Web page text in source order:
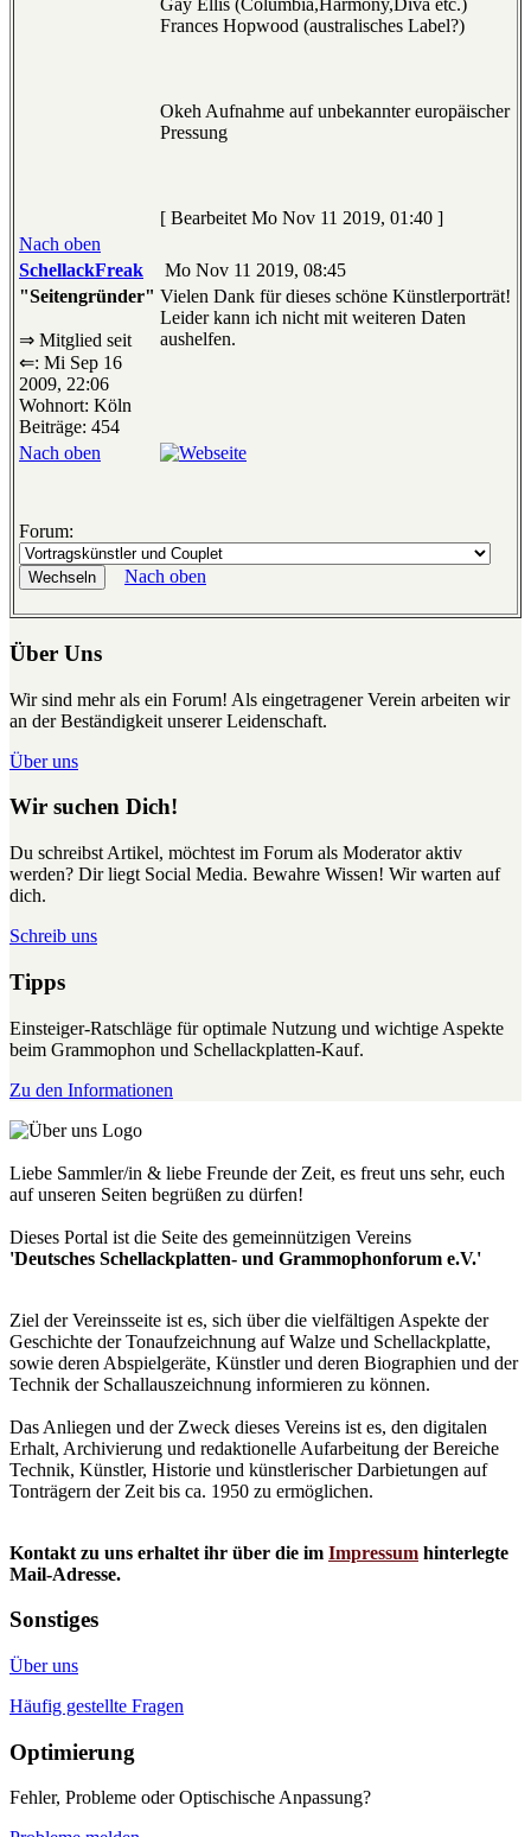
Gay Ellis (Columbia,Harmony,Diva etc.)
Frances Hopwood (australisches Label?)
Okeh Aufnahme auf unbekannter europäischer
Pressung
[ Bearbeitet Mo Nov 11 2019, 01:40 ]
Nach oben
SchellackFreak
Mo Nov 11 2019, 08:45
"Seitengründer"
⇒ Mitglied seit
⇐: Mi Sep 16
2009, 22:06
Wohnort: Köln
Beiträge: 454
Vielen Dank für dieses schöne Künstlerporträt!
Leider kann ich nicht mit weiteren Daten
aushelfen.
Nach oben
Forum:
Nach oben
Über Uns
Wir sind mehr als ein Forum! Als eingetragener Verein arbeiten wir
an der Beständigkeit unserer Leidenschaft.
Über uns
Wir suchen Dich!
Du schreibst Artikel, möchtest im Forum als Moderator aktiv
werden? Dir liegt Social Media. Bewahre Wissen! Wir warten auf
dich.
Schreib uns
Tipps
Einsteiger-Ratschläge für optimale Nutzung und wichtige Aspekte
beim Grammophon und Schellackplatten-Kauf.
Zu den Informationen
Liebe Sammler/in & liebe Freunde der Zeit, es freut uns sehr, euch
auf unseren Seiten begrüßen zu dürfen!
Dieses Portal ist die Seite des gemeinnützigen Vereins
'Deutsches Schellackplatten- und Grammophonforum e.V.'
Ziel der Vereinsseite ist es, sich über die vielfältigen Aspekte der
Geschichte der Tonaufzeichnung auf Walze und Schellackplatte,
sowie deren Abspielgeräte, Künstler und deren Biographien und der
Technik der Schallauszeichnung informieren zu können.
Das Anliegen und der Zweck dieses Vereins ist es, den digitalen
Erhalt, Archivierung und redaktionelle Aufarbeitung der Bereiche
Technik, Künstler, Historie und künstlerischer Darbietungen auf
Tonträgern der Zeit bis ca. 1950 zu ermöglichen.
Kontakt zu uns erhaltet ihr über die im Impressum hinterlegte
Mail-Adresse.
Sonstiges
Über uns
Häufig gestellte Fragen
Optimierung
Fehler, Probleme oder Optischische Anpassung?